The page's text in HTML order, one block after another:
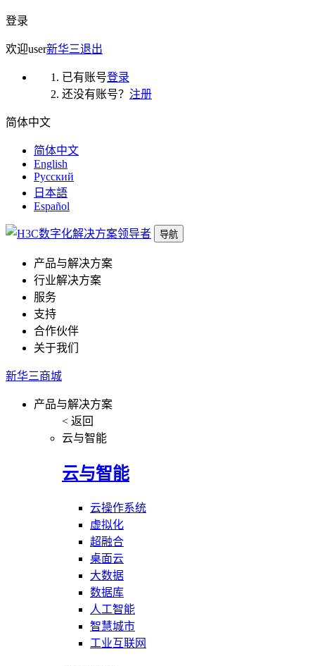
登录
欢迎user新华三退出
已有账号登录
还没有账号？ 注册
简体中文
简体中文
English
Русский
日本語
Español
导航
产品与解决方案
行业解决方案
服务
支持
合作伙伴
关于我们
新华三商城
产品与解决方案
< 返回
云与智能
云与智能
云操作系统
虚拟化
超融合
桌面云
大数据
数据库
人工智能
智慧城市
工业互联网